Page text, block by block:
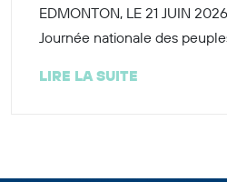
EDMONTON, LE 21 JUIN
Journée nationale des
LIRE LA SUITE